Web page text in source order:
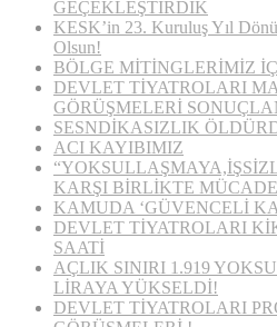
GEÇEKLEŞTİRDİK
KESK’in 23. Kuruluş Yıl
Olsun!
BÖLGE MİTİNGLERİMİZ
DEVLET TİYATROLARI
GÖRÜŞMELERİ
SESNDİKASIZLIK
ACI KAYIBIMIZ
KARŞI BİRLİKTE
KAMUDA ‘GÜVENCELİ
DEVLET TİYATROLARI
SAATİ
AÇLIK SINIRI 1.919
LİRAYA YÜKSELDİ!
DEVLET TİYATROLARI